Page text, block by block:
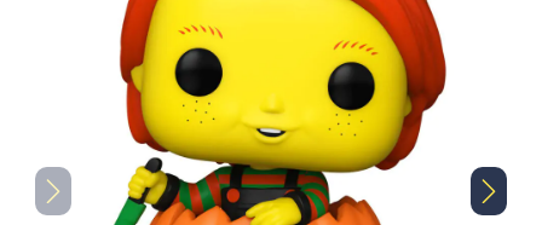
Expresní doručení
Předobjednat
Outlet produkty
Doprava a platba